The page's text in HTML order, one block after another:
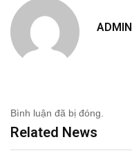
ADMIN
Bình luận đã bị đóng.
Related News